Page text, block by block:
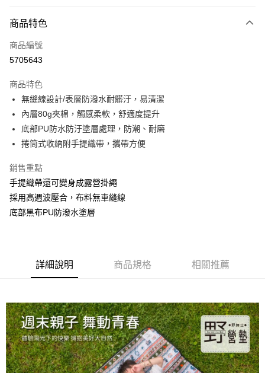
信用卡一次付款
LINE Pay
街口支付
悠遊付
AFTEE先享後付
【關於「AFTEE先享後付」】
AFTEE先享後付是「在收到商品之後才付款」的支付方式。 讓您購物簡單
便利好安心！
１．簡單：不需註冊會員、不需綁卡、不需儲值。
２．便利：只要手機號碼，簡訊認證，即可結帳。
結帳頁面，進行簡訊認證並確認金額後，即可完成結帳。
※ 請注意：結帳手續完成當下不需立刻繳費，但若您需要取消訂單，請聯絡
購買商品的店家。未經商家同意取消之訂單仍視為有效，需透過AFTEE先享
後付繳納相關費用。
※ 交易是否成功請以「AFTEE先享後付 」之結帳頁面顯示為準，若有關於
是否繳費成功／繳費後需取消欲退款等相關疑問，請聯繫「AFTEE先享後付
客戶支援中心」https://netprotections.freshdesk.com/support/home
ATM付款
商品特色
商品編號
5705643
商品特色
無縫線設計/表層防潑水耐髒汙，易清潔
內層80g夾棉，觸感柔軟，舒適度提升
底部PU防水防汙塗層處理，防潮、耐磨
捲筒式收納附手提織帶，攜帶方便
銷售重點
手提織帶還可變身成露營掛繩
採用高週波壓合，布料無車縫線
底部黑布PU防潑水塗層
詳細說明 商品規格 相關推薦